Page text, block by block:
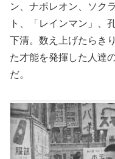
ン、ナポレオン、ソク
ト、「レインマン」、
下清。数え上げたらき
た才能を発揮した人達
だ。